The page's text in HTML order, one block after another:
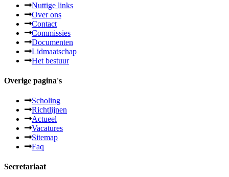
Nuttige links
Over ons
Contact
Commissies
Documenten
Lidmaatschap
Het bestuur
Overige pagina's
Scholing
Richtlijnen
Actueel
Vacatures
Sitemap
Faq
Secretariaat